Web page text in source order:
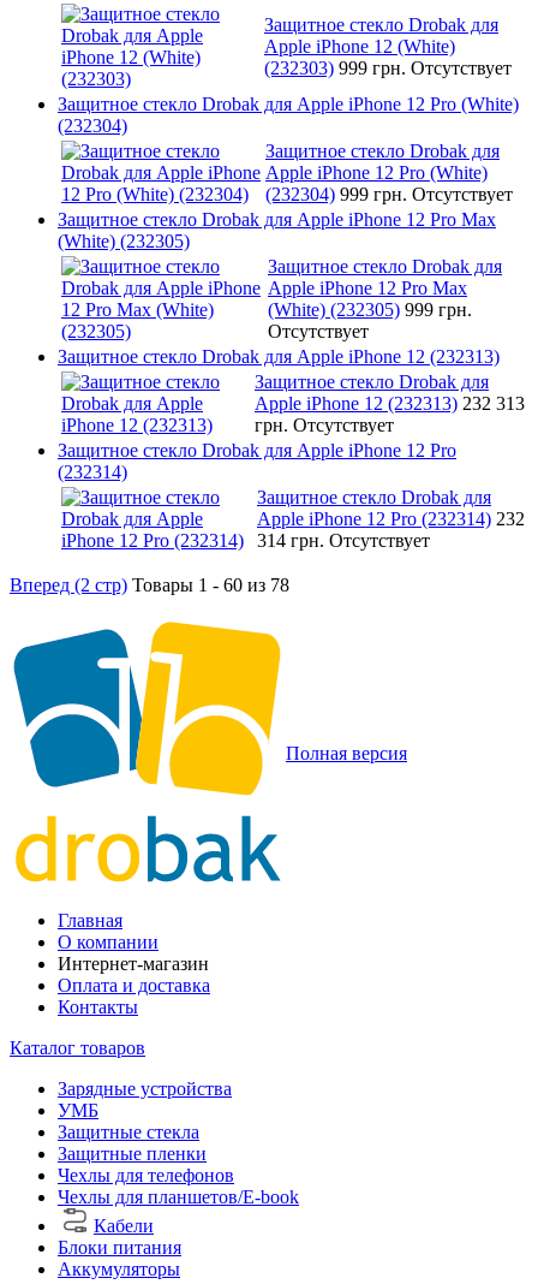
Защитное стекло Drobak для
Apple iPhone 12 (White)
(232303) 999 грн. Отсутствует
Защитное стекло Drobak для Apple iPhone 12 Pro (White)
(232304)
Защитное стекло Drobak для
Apple iPhone 12 Pro (White)
(232304) 999 грн. Отсутствует
Защитное стекло Drobak для Apple iPhone 12 Pro Max
(White) (232305)
Защитное стекло Drobak для
Apple iPhone 12 Pro Max
(White) (232305) 999 грн.
Отсутствует
Защитное стекло Drobak для Apple iPhone 12 (232313)
Защитное стекло Drobak для
Apple iPhone 12 (232313) 232 313
грн. Отсутствует
Защитное стекло Drobak для Apple iPhone 12 Pro
(232314)
Защитное стекло Drobak для
Apple iPhone 12 Pro (232314) 232
314 грн. Отсутствует
Вперед (2 стр) Товары 1 - 60 из 78
Полная версия
Главная
О компании
Интернет-магазин
Оплата и доставка
Контакты
Каталог товаров
Зарядные устройства
УМБ
Защитные стекла
Защитные пленки
Чехлы для телефонов
Чехлы для планшетов/E-book
Кабели
Блоки питания
Аккумуляторы